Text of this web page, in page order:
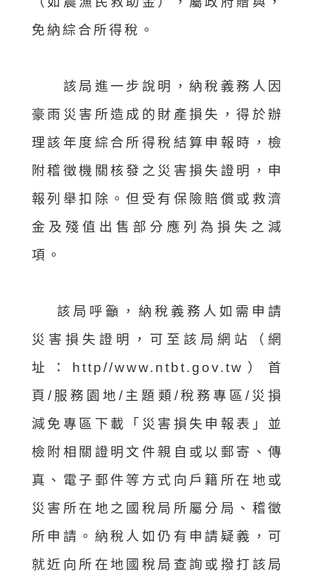
免納綜合所得稅。
該局進一步說明，納稅義務人因
豪雨災害所造成的財產損失，得於辦
理該年度綜合所得稅結算申報時，檢
附稽徵機關核發之災害損失證明，申
報列舉扣除。但受有保險賠償或救濟
金及殘值出售部分應列為損失之減
項。
該局呼籲，納稅義務人如需申請
災害損失證明，可至該局網站（網
址：http//www.ntbt.gov.tw）首
頁/服務園地/主題類/稅務專區/災損
減免專區下載「災害損失申報表」並
檢附相關證明文件親自或以郵寄、傳
真、電子郵件等方式向戶籍所在地或
災害所在地之國稅局所屬分局、稽徵
所申請。納稅人如仍有申請疑義，可
就近向所在地國稅局查詢或撥打該局